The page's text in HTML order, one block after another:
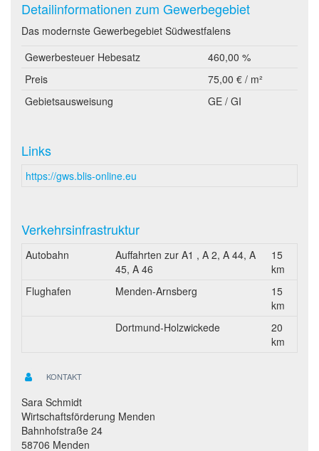
Detailinformationen zum Gewerbegebiet
Das modernste Gewerbegebiet Südwestfalens
Gewerbesteuer Hebesatz
460,00 %
Preis
75,00 € / m²
Gebietsausweisung
GE / GI
Links
https://gws.blis-online.eu
Verkehrsinfrastruktur
Autobahn
Auffahrten zur A1 , A 2, A 44, A
45, A 46
15
km
Flughafen
Menden-Arnsberg
15
km
Dortmund-Holzwickede
20
km
KONTAKT
Sara Schmidt
Wirtschaftsförderung Menden
Bahnhofstraße 24
58706 Menden